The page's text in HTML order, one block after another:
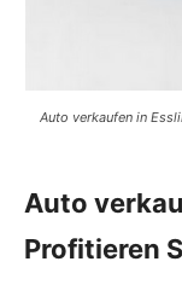
Auto verkaufen in
Auto
Profitieren